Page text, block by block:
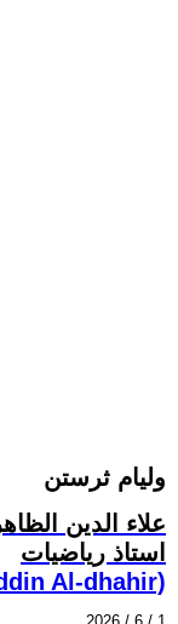
وليام ثرستن
علاء الدين
استاذ رياضيات
Al-dhahir)